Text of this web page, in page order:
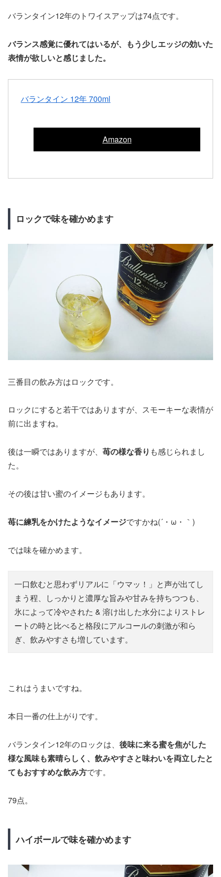
バランタイン12年のトワイスアップは74点です。
バランス感覚に優れてはいるが、もう少しエッジの効いた
表情が欲しいと感じました。
バランタイン 12年 700ml
Amazon
ロックで味を確かめます
三番目の飲み方はロックです。
ロックにすると若干ではありますが、スモーキーな表情が
前に出ますね。
後は一瞬ではありますが、 苺の様な香り も感じられまし
た。
その後は甘い蜜のイメージもあります。
苺に練乳をかけたようなイメージですかね(´・ω・｀)
では味を確かめます。
一口飲むと思わずリアルに「ウマッ！」と声が出てし
まう程、しっかりと濃厚な旨みや甘みを持ちつつも、
氷によって冷やされた & 溶け出した水分によりストレ
ートの時と比べると格段にアルコールの刺激が和ら
ぎ、飲みやすさも増しています。
これはうまいですね。
本日一番の仕上がりです。
バランタイン12年のロックは、 後味に来る蜜を焦がした
様な風味も素晴らしく、飲みやすさと味わいを両立したと
てもおすすめな飲み方です。
79点。
ハイボールで味を確かめます